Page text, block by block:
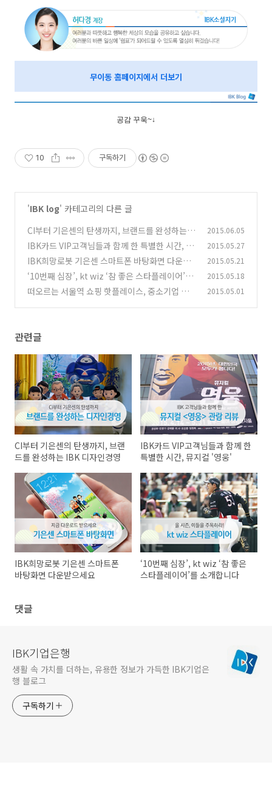
무이동 홈페이지에서 더보기
공감 꾸욱~↓
10 구독하기
'IBK log' 카테고리의 다른 글
CI부터 기은센의 탄생까지, 브랜드를 완성하는 I
BK 디자인경영
(0)
2015.06.05
IBK카드 VIP고객님들과 함께 한 특별한 시간, 뮤
지컬 '영웅'
(0)
2015.05.27
IBK희망로봇 기은센 스마트폰 바탕화면 다운받
으세요
(0)
2015.05.21
‘10번째 심장’, kt wiz ‘참 좋은 스타플레이어’를
소개합니다 (0)
2015.05.18
떠오르는 서울역 쇼핑 핫플레이스, 중소기업 명
2015.05.01
관련글
CI부터 기은센의 탄생까지, 브랜
드를 완성하는 IBK 디자인경영
IBK카드 VIP고객님들과 함께 한
특별한 시간, 뮤지컬 '영웅'
IBK희망로봇 기은센 스마트폰
바탕화면 다운받으세요
‘10번째 심장’, kt wiz ‘참 좋은
스타플레이어’를 소개합니다
댓글
IBK기업은행
생활 속 가치를 더하는, 유용한 정보가 가득한 IBK기업은
행 블로그
구독하기